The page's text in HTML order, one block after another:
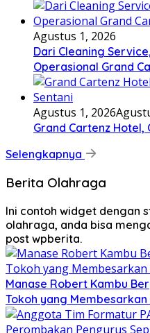
Agustus 1, 2026
Dari Cleaning
Operasional Grand
Agustus 1, 2026
Grand Cartenz Hotel,
Selengkapnya
Berita Olahraga
Ini contoh widget dengan
olahraga, anda bisa
post wpberita.
Manase Robert Kambu
Tokoh yang Membesarkan